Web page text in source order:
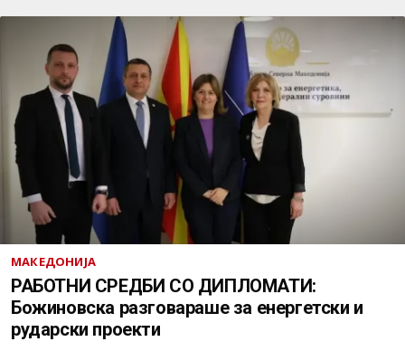
МАКЕДОНИЈА
РАБОТНИ СРЕДБИ СО ДИПЛОМАТИ:
Божиновска разговараше за енергетски и
рударски проекти